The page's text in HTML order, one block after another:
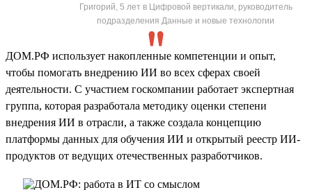
Григорий, 5 лет в Цифровой вертикали, руководитель
подразделения Данные и новые технологии
ДОМ.РФ использует накопленные компетенции и опыт,
чтобы помогать внедрению ИИ во всех сферах своей
деятельности. С участием госкомпании работает экспертная
группа, которая разработала методику оценки степени
внедрения ИИ в отрасли, а также создала концепцию
платформы данных для обучения ИИ и открытый реестр ИИ-
продуктов от ведущих отечественных разработчиков.